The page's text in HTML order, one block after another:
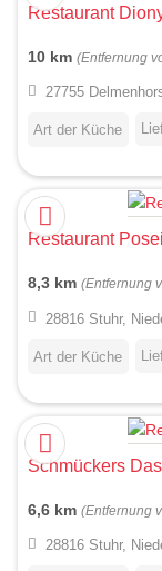
Restaurant
10 km (Entfernung
27755
Art der Küche
Restaurant
8,3 km (Entfernung
28816 Stuhr,
Art der Küche
Schmückers
6,6 km (Entfernung
28816 Stuhr,